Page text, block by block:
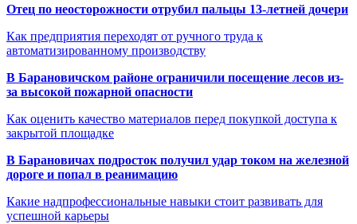
Отец по неосторожности отрубил пальцы 13-летней дочери
Как предприятия переходят от ручного труда к
автоматизированному производству
В Барановичском районе ограничили посещение лесов из-
за высокой пожарной опасности
Как оценить качество материалов перед покупкой доступа к
закрытой площадке
В Барановичах подросток получил удар током на железной
дороге и попал в реанимацию
Какие надпрофессиональные навыки стоит развивать для
успешной карьеры